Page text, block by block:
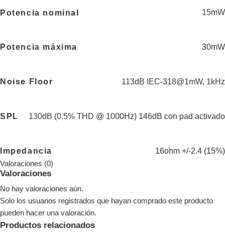
Potencia nominal 15mW
Potencia máxima 30mW
Noise Floor 113dB IEC-318@1mW, 1kHz
SPL 130dB (0.5% THD @ 1000Hz) 146dB con pad activado
Impedancia 16ohm +/-2.4 (15%)
Valoraciones (0)
Valoraciones
No hay valoraciones aún.
Solo los usuarios registrados que hayan comprado este producto
pueden hacer una valoración.
Productos relacionados